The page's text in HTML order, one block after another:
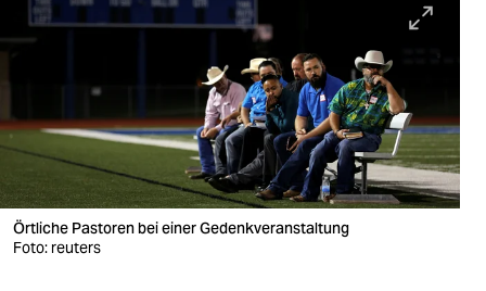
nord
wahrheit
verlag
verlag
veranstaltungen
Örtliche Pastoren bei einer Gedenkveranstaltung
Foto: reuters